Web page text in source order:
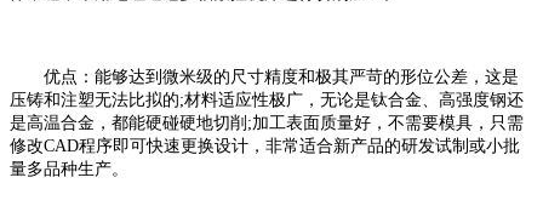
优点：能够达到微米级的尺寸精度和极其严苛的形位公差，这是
压铸和注塑无法比拟的;材料适应性极广，无论是钛合金、高强度钢还
是高温合金，都能硬碰硬地切削;加工表面质量好，不需要模具，只需
修改CAD程序即可快速更换设计，非常适合新产品的研发试制或小批
量多品种生产。